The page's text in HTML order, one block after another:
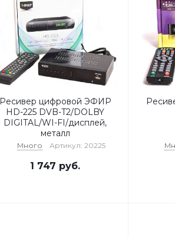
Ресивер цифровой ЭФИР
HD-225 DVB-T2/DOLBY
DIGITAL/WI-FI/дисплей,
металл
Много Артикул: 20225
1 747 руб.